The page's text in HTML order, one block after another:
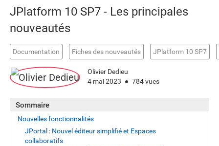
JPlatform 10 SP7 - Les principales
nouveautés
Documentation Fiches des nouveautés JPlatform 10 SP7
Olivier Dedieu
4 mai 2023
784 vues
Sommaire
Nouvelles fonctionnalités
JPortal : Nouvel éditeur simplifié et Espaces
collaboratifs